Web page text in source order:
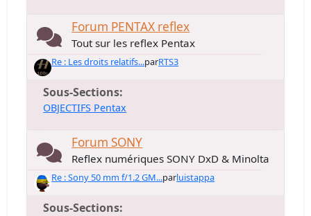
Forum PENTAX reflex
Tout sur les reflex Pentax
Re : Les droits relatifs...parRTS3
Sous-Sections
OBJECTIFS Pentax
Forum SONY
Reflex numériques SONY DxD & Minolta
Re : Sony 50 mm f/1.2 GM...parluistappa
Sous-Sections